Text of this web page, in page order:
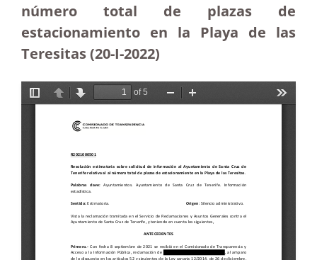
número total de plazas de
estacionamiento en la Playa de las
Teresitas (20-I-2022)